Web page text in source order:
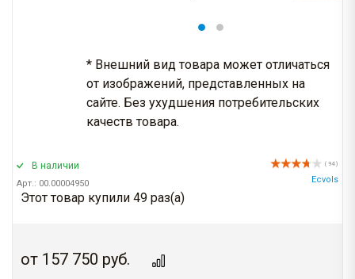
* Внешний вид товара может отличаться
от изображений, представленных на
сайте. Без ухудшения потребительских
качеств товара.
В наличии
Арт.: 00.00004950
( 94 )
Ecvols
Этот товар купили 49 раз(a)
от 157 750 руб.